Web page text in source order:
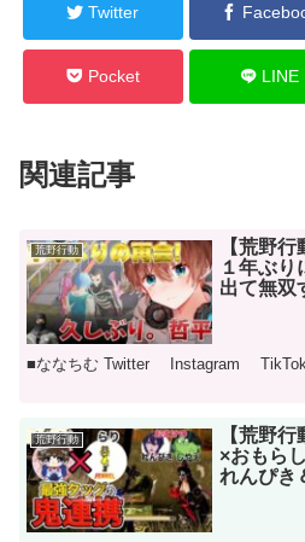
Twitter
Pocket LINE
関連記事
荒野行動
【荒野
１年ぶり
出て無双
■ななちむ Twitter Instagram
荒野行動
【荒野
×おもら
れんぴき